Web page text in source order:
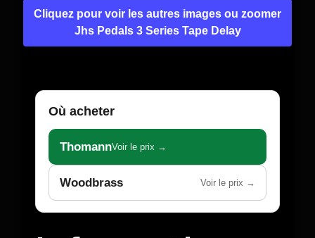
Cliquez pour voir les autres images ou zoomer
Jhs Pedals 3 Series Tape Delay
Où acheter
ThomannVoir le prix →
Woodbrass Voir le prix →